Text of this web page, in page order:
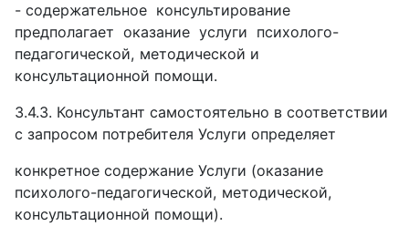
- содержательное консультирование
предполагает оказание услуги психолого-
педагогической, методической и
консультационной помощи.
3.4.3. Консультант самостоятельно в соответствии
с запросом потребителя Услуги определяет
конкретное содержание Услуги (оказание
психолого-педагогической, методической,
консультационной помощи).